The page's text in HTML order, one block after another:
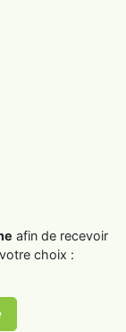
afin de recevoir
choix :